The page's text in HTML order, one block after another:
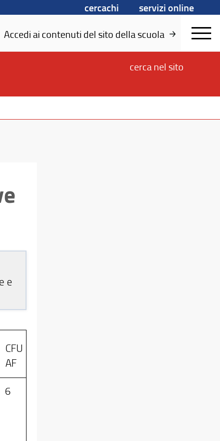
cercachi
servizi online
Accedi ai contenuti del sito della scuola
cerca nel sito
e
CFU
AF
6